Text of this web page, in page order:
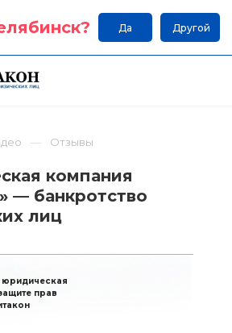
? Да Другой
Отзывы
компания
— банкротство
лиц
прав